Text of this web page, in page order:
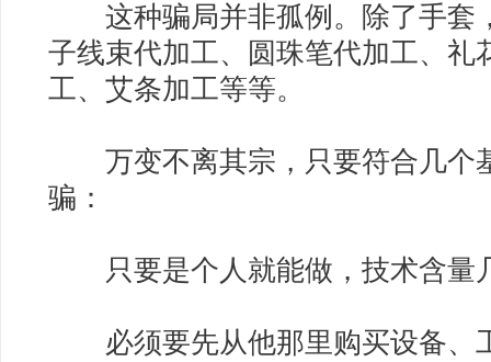
这种骗局并非孤例。除了手套
子线束代加工、圆珠笔代加工、礼
工、艾条加工等等。
万变不离其宗，只要符合几个
骗：
只要是个人就能做，技术含量
必须要先从他那里购买设备、